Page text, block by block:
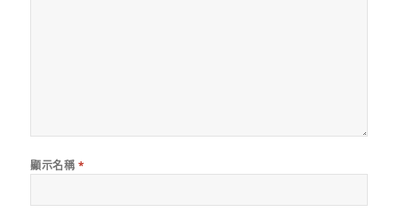
顯示名稱 *